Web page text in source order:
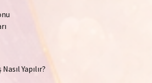
Yapılır?